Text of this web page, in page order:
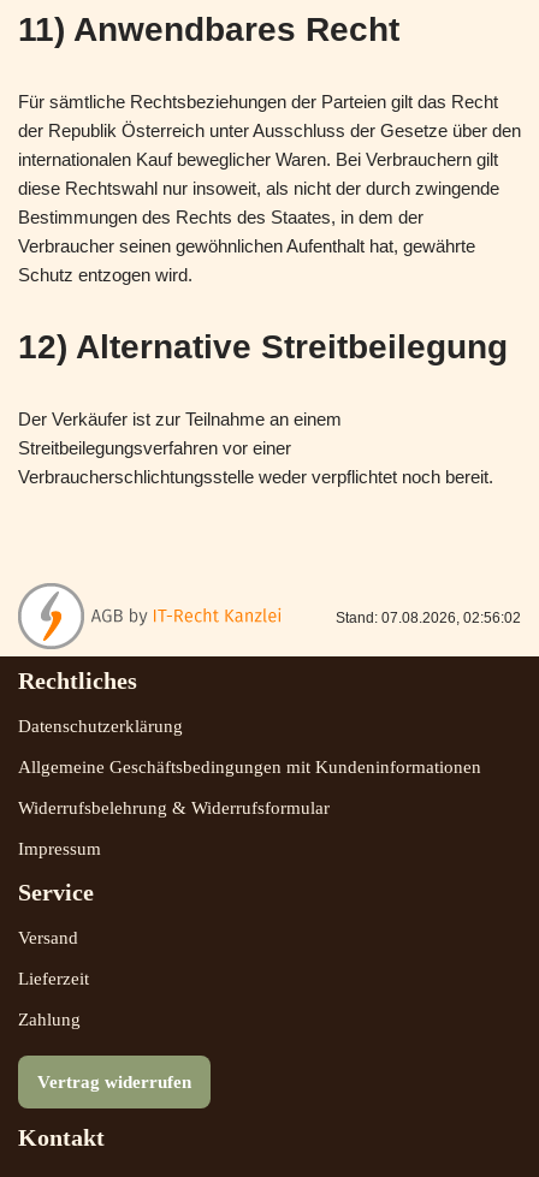
11) Anwendbares Recht
Für sämtliche Rechtsbeziehungen der Parteien gilt das Recht
der Republik Österreich unter Ausschluss der Gesetze über den
internationalen Kauf beweglicher Waren. Bei Verbrauchern gilt
diese Rechtswahl nur insoweit, als nicht der durch zwingende
Bestimmungen des Rechts des Staates, in dem der
Verbraucher seinen gewöhnlichen Aufenthalt hat, gewährte
Schutz entzogen wird.
12) Alternative Streitbeilegung
Der Verkäufer ist zur Teilnahme an einem
Streitbeilegungsverfahren vor einer
Verbraucherschlichtungsstelle weder verpflichtet noch bereit.
Stand: 07.08.2026, 02:56:02
Rechtliches
Datenschutzerklärung
Allgemeine Geschäftsbedingungen mit Kundeninformationen
Widerrufsbelehrung & Widerrufsformular
Impressum
Service
Versand
Lieferzeit
Zahlung
Vertrag widerrufen
Kontakt